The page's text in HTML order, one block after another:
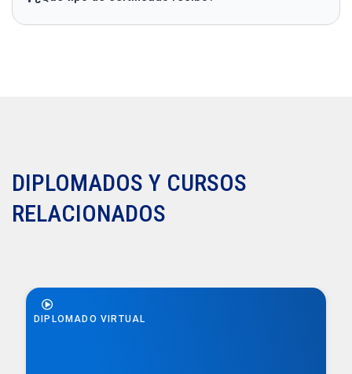
DIPLOMADOS Y CURSOS
RELACIONADOS
DIPLOMADO VIRTUAL